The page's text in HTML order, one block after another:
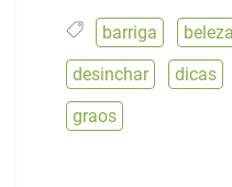
barriga beleza
desinchar
dicas
graos